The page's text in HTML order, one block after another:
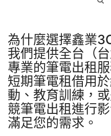
為什麼選擇鑫業
我們提供全台（
專業的筆電出租
短期筆電租借用
動、教育訓練，
競筆電出租進行
滿足您的需求。